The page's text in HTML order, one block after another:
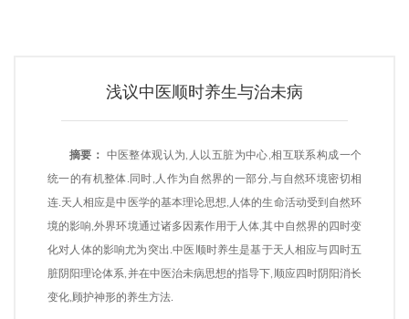
浅议中医顺时养生与治未病
摘要： 中医整体观认为,人以五脏为中心,相互联系构成一个
统一的有机整体.同时,人作为自然界的一部分,与自然环境密切相
连.天人相应是中医学的基本理论思想,人体的生命活动受到自然环
境的影响,外界环境通过诸多因素作用于人体,其中自然界的四时变
化对人体的影响尤为突出.中医顺时养生是基于天人相应与四时五
脏阴阳理论体系,并在中医治未病思想的指导下,顺应四时阴阳消长
变化,顾护神形的养生方法.